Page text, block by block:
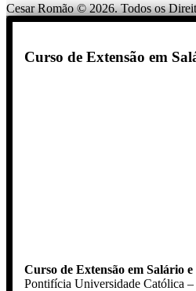
Cesar Romão © 2026. Todos os
Curso de Extensão em
Curso de Extensão em Salário
Pontifícia Universidade Católica